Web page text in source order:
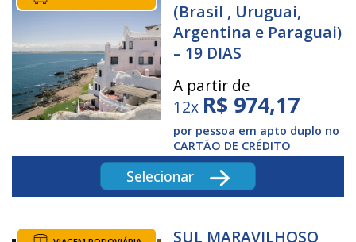
(Brasil , Uruguai,
Argentina e Paraguai)
– 19 DIAS
A partir de
12x R$ 974,17
por pessoa em apto duplo no
CARTÃO DE CRÉDITO
Selecionar
SUL MARAVILHOSO